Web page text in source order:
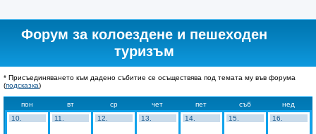
Форум за колоездене и пешеходен
туризъм
* Присъединяването към дадено събитие се осъществява под темата му във форума
(подсказка)
пон вт ср чет пет съб
нед
10.
11. 12. 13. 14. 15. 16.